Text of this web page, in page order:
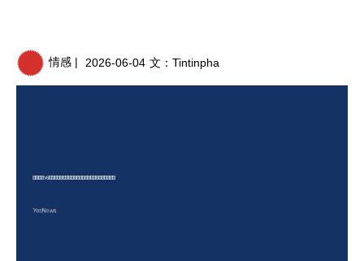
情感 | 2026-06-04 文： Tintinpha